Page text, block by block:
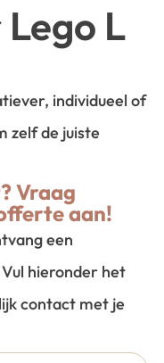
L
individueel of
zelf de juiste
Vraag
aan!
een
hieronder het
contact met je